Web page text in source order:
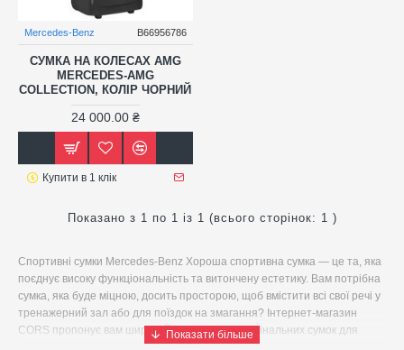
Mercedes-Benz B66956786
СУМКА НА КОЛЕСАХ AMG
MERCEDES-AMG
COLLECTION, КОЛІР ЧОРНИЙ
24 000.00 ₴
Купити в 1 клік
Показано з 1 по 1 із 1 (всього сторінок: 1 )
Спортивні сумки Mercedes-Benz Хороша спортивна сумка — це та, яка
поєднує високу функціональність та витончену естетику. Вам потрібна
сумка, яка буде міцною, досить просторою, щоб вмістити всі свої речі у
тренажерний зал або для поїздок на змагання? Інтернет-магазин
CORS пропонує вам широкий асортимент оригінальних сумок для
спорту від виробника Mercedes-Benz та інших провідних брендів, таких